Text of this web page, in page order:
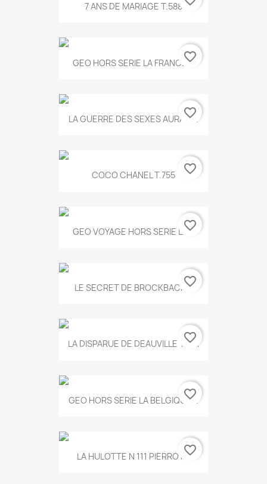
7 ANS DE MARIAGE T.588
GEO HORS SERIE LA FRANCE...
favorite_border
LA GUERRE DES SEXES AURA T...
favorite_border
COCO CHANEL T.755 favorite_border
GEO VOYAGE HORS SERIE LA...
favorite_border
LE SECRET DE BROCKBACK...
favorite_border
LA DISPARUE DE DEAUVILLE T.551
favorite_border
GEO HORS SERIE LA BELGIQUE...
favorite_border
LA HULOTTE N 111 PIERROT...favorite_border